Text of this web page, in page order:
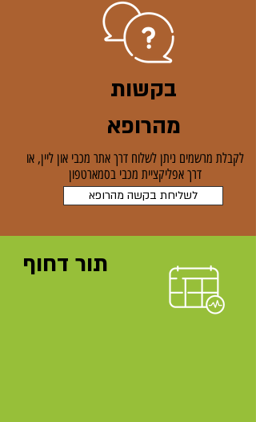
בקשות
מהרופא
לקבלת מרשמים ניתן לשלוח דרך אתר מכבי און ליין, או
דרך אפליקציית מכבי בסמארטפון
לשליחת בקשה מהרופא
תור דחוף